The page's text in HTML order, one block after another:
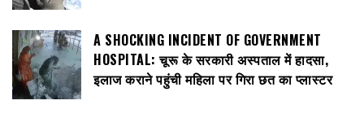
A SHOCKING INCIDENT OF GOVERNMENT
HOSPITAL: चूरू के सरकारी अस्पताल में हादसा,
इलाज कराने पहुंची महिला पर गिरा छत का प्लास्टर